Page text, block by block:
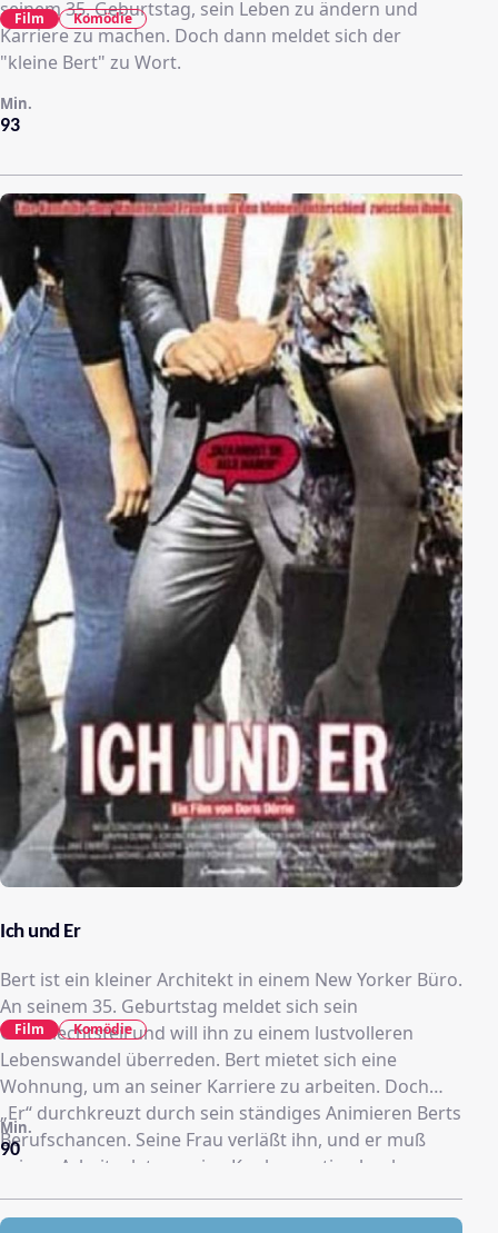
seinem 35. Geburtstag, sein Leben zu ändern und
Karriere zu machen. Doch dann meldet sich der
"kleine Bert" zu Wort.
93
Min.
Film Komödie
Ich und Er
Bert ist ein kleiner Architekt in einem New Yorker Büro.
An seinem 35. Geburtstag meldet sich sein
Geschlechtsteil und will ihn zu einem lustvolleren
Lebenswandel überreden. Bert mietet sich eine
Wohnung, um an seiner Karriere zu arbeiten. Doch
„Er“ durchkreuzt durch sein ständiges Animieren Berts
Berufschancen. Seine Frau verläßt ihn, und er muß
seinen Arbeitsplatz an eine Konkurrentin abgeben.
Letztendlich aber versöhnt Bert sich mit „Ihm“ und mit
seiner Frau wieder und wird zwei Jahre später
90
Min.
Film Komödie